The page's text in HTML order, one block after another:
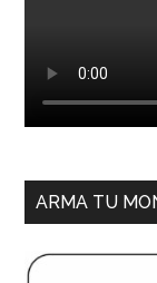
ARMA TU